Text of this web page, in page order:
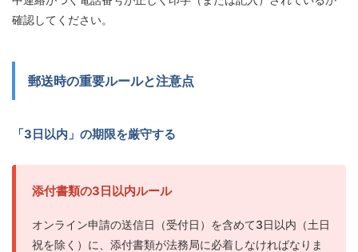
確認してください。
郵送時の重要ルールと注意点
「3日以内」の期限を厳守する
添付書類の3日以内ルール
オンライン申請の送信日（受付日）を含めて3日以内（土日
祝を除く）に、添付書類が法務局に必着しなければなりま